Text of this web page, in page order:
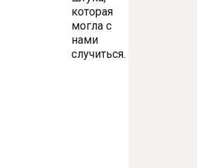
которая
могла с
нами
случиться.